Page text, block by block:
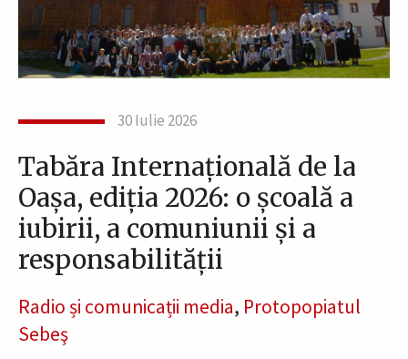
30 Iulie 2026
Tabăra Internațională de la
Oașa, ediția 2026: o școală a
iubirii, a comuniunii și a
responsabilității
Radio și comunicații media, Protopopiatul
Sebeş